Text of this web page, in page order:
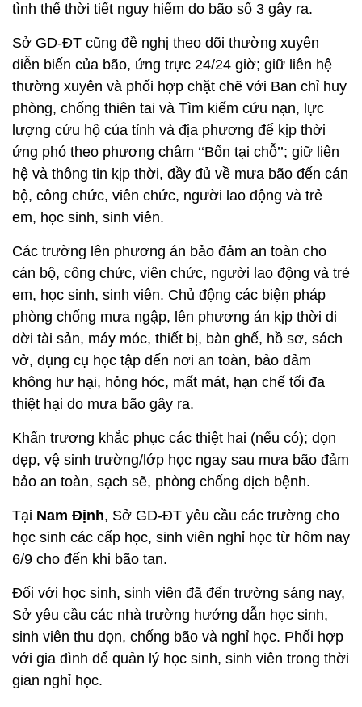
tình thế thời tiết nguy hiểm do bão số 3 gây ra.
Sở GD-ĐT cũng đề nghị theo dõi thường xuyên
diễn biến của bão, ứng trực 24/24 giờ; giữ liên hệ
thường xuyên và phối hợp chặt chẽ với Ban chỉ huy
phòng, chống thiên tai và Tìm kiếm cứu nạn, lực
lượng cứu hộ của tỉnh và địa phương để kịp thời
ứng phó theo phương châm ‘‘Bốn tại chỗ’’; giữ liên
hệ và thông tin kịp thời, đầy đủ về mưa bão đến cán
bộ, công chức, viên chức, người lao động và trẻ
em, học sinh, sinh viên.
Các trường lên phương án bảo đảm an toàn cho
cán bộ, công chức, viên chức, người lao động và trẻ
em, học sinh, sinh viên. Chủ động các biện pháp
phòng chống mưa ngập, lên phương án kịp thời di
dời tài sản, máy móc, thiết bị, bàn ghế, hồ sơ, sách
vở, dụng cụ học tập đến nơi an toàn, bảo đảm
không hư hại, hỏng hóc, mất mát, hạn chế tối đa
thiệt hại do mưa bão gây ra.
Khẩn trương khắc phục các thiệt hai (nếu có); dọn
dẹp, vệ sinh trường/lớp học ngay sau mưa bão đảm
bảo an toàn, sạch sẽ, phòng chống dịch bệnh.
Tại Nam Định, Sở GD-ĐT yêu cầu các trường cho
học sinh các cấp học, sinh viên nghỉ học từ hôm nay
6/9 cho đến khi bão tan.
Đối với học sinh, sinh viên đã đến trường sáng nay,
Sở yêu cầu các nhà trường hướng dẫn học sinh,
sinh viên thu dọn, chống bão và nghỉ học. Phối hợp
với gia đình để quản lý học sinh, sinh viên trong thời
gian nghỉ học.